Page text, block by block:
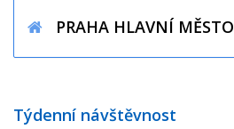
PRAHA HLAVNÍ MĚSTO
Týdenní návštěvnost